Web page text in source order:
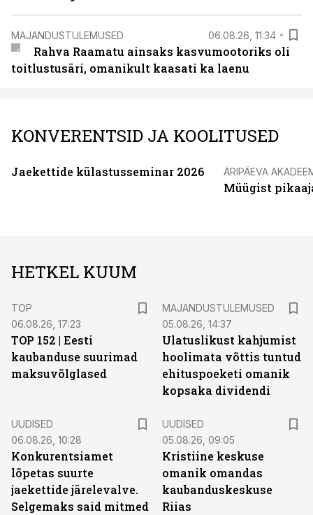
MAJANDUSTULEMUSED 06.08.26, 11:34
Rahva Raamatu ainsaks kasvumootoriks oli
toitlustusäri, omanikult kaasati ka laenu
KONVERENTSID JA KOOLITUSED
Jaekettide külastusseminar 2026 ÄRIPÄEVA
Müügist
HETKEL KUUM
TOP
06.08.26, 17:23
TOP 152 | Eesti
kaubanduse suurimad
maksuvõlglased
MAJANDUSTULEMUSED
05.08.26, 14:37
Ulatuslikust kahjumist
hoolimata võttis tuntud
ehituspoeketi omanik
kopsaka dividendi
UUDISED
06.08.26, 10:28
Konkurentsiamet
lõpetas suurte
jaekettide järelevalve.
Selgemaks said mitmed
UUDISED
05.08.26, 09:05
Kristiine keskuse
omanik omandas
kaubanduskeskuse
Riias